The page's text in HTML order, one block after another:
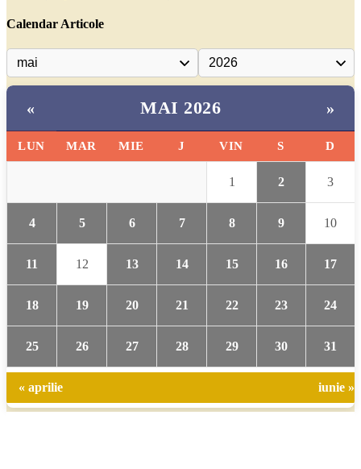
Calendar Articole
« MAI 2026 »
LUN MAR MIE J VIN S D
1 2 3
4 5 6 7 8 9 10
11 12 13 14 15 16 17
18 19 20 21 22 23 24
25 26 27 28 29 30 31
« aprilie iunie »